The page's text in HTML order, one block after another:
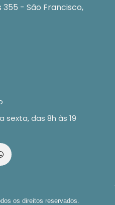
355 - São Francisco,
das 8h às 19
os direitos reservados.